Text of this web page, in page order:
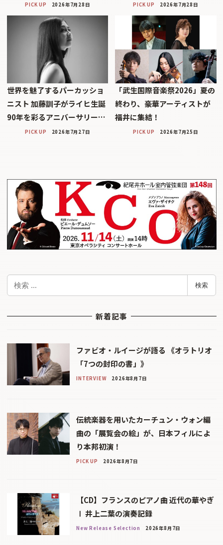
PICK UP 2026年7月28日 PICK UP 2026年7月28日
世界を魅了するパーカッショ
ニスト 加藤訓子がライヒ生誕
90年を彩るアニバーサリー…
PICK UP 2026年7月27日
「武生国際音楽祭2026」――夏の
終わり、豪華アーティストが
福井に集結！
PICK UP 2026年7月25日
検
検索
新着記事
ファビオ・ルイージが語る 《オラトリオ
「7つの封印の書」》
INTERVIEW 2026年8月7日
伝統楽器を用いたカーチュン・ウォン編
曲の「展覧会の絵」が、日本フィルによ
り本邦初演！
PICK UP 2026年8月7日
【CD】フランスのピアノ曲 近代の華やぎ
Ⅰ 井上二葉の演奏記録
New Release Selection 2026年8月7日